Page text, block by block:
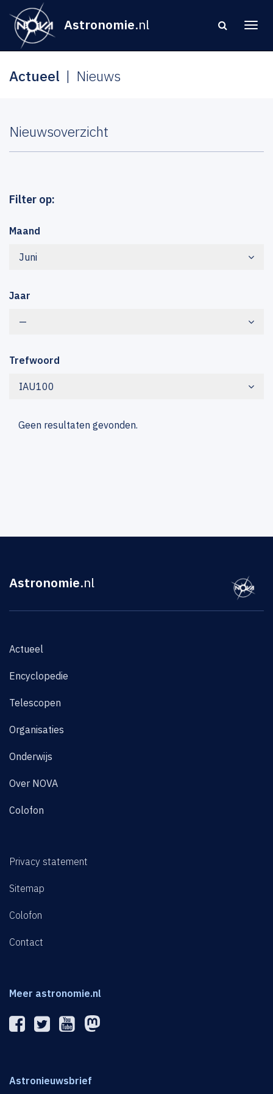
Astronomie.nl
Actueel Nieuws
Nieuwsoverzicht
Filter op:
Maand
Juni
Jaar
—
Trefwoord
IAU100
Geen resultaten gevonden.
Astronomie.nl
Actueel
Encyclopedie
Telescopen
Organisaties
Onderwijs
Over NOVA
Colofon
Privacy statement
Sitemap
Colofon
Contact
Meer astronomie.nl
Astronieuwsbrief